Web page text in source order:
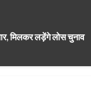
मिलकर लड़ेंगे लोस चुनाव